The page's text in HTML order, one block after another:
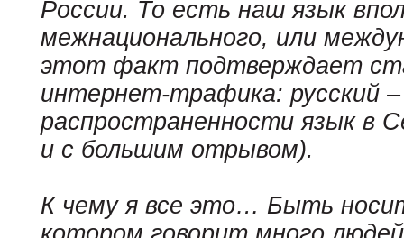
России. То есть наш язык
межнационального, или
этот факт подтверждает
интернет-трафика: русский
распространенности язык в
и с большим отрывом).
К чему я все это… Быть